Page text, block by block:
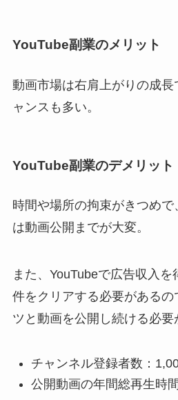
YouTube副業のメリット
動画市場は右肩上がりの成
ャンスも多い。
YouTube副業のデメリット
時間や場所の拘束がきつめ
は動画公開までが大変。
また、YouTubeで広告収入
件をクリアする必要があるの
ツと動画を公開し続ける必要
チャンネル登録者数：
公開動画の年間総再生時